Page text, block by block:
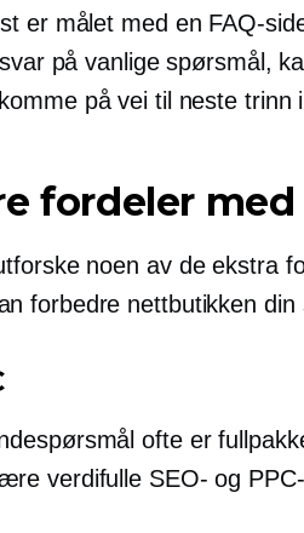
er målet med en FAQ-
på vanlige spørsmål,
på vei til neste trinn
fordeler med
noen av de ekstra
forbedre nettbutikken din
ofte er
verdifulle SEO- og